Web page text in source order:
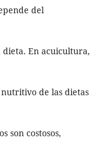
del
dieta. En acuicultura,
de las dietas
son costosos,